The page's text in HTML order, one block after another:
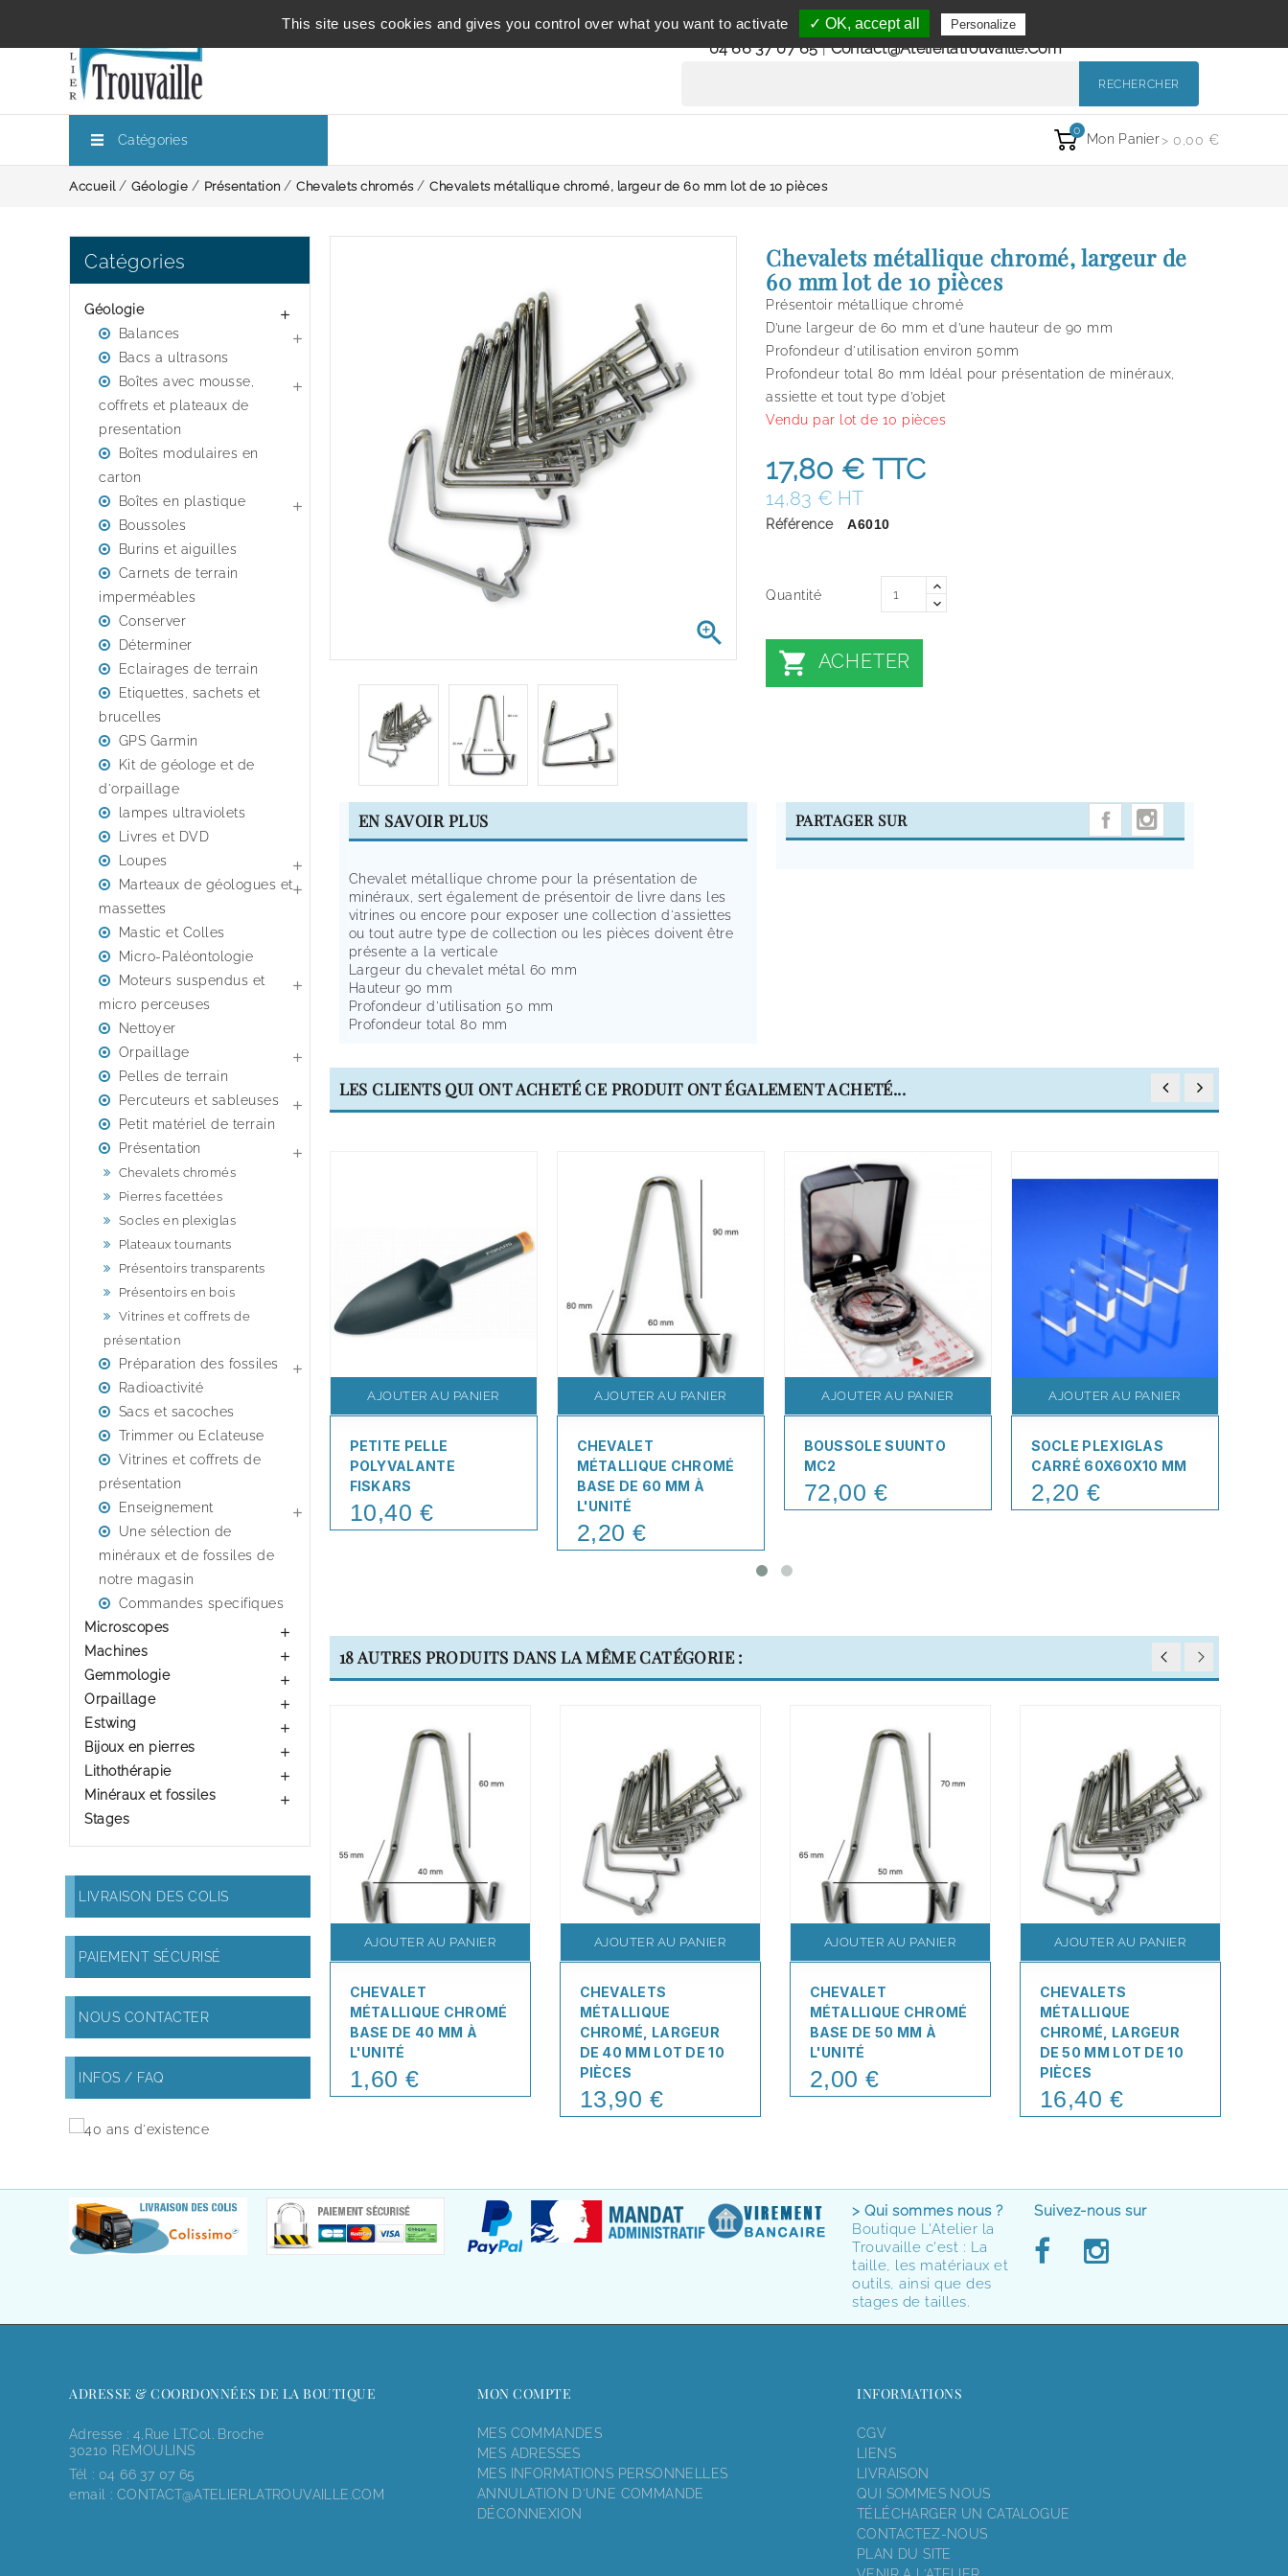
Service clientèle
du lundi au vendredi de 9h à 12h et de 14h à 18h
04 66 37 07 65|Contact@atelierlatrouvaille.com
RECHERCHER
Catégories
0
Mon Panier> 0,00 €
Accueil Géologie Présentation Chevalets chromés Chevalets métallique chromé, largeur de 60 mm lot de 10 pièces
Catégories
Géologie 
Balances 
Bacs a ultrasons
Boîtes avec mousse,
coffrets et plateaux de
presentation

Boîtes modulaires en
carton
Boîtes en plastique

Boussoles
Burins et aiguilles
Carnets de terrain
imperméables
Conserver
Déterminer
Eclairages de terrain
Etiquettes, sachets et
brucelles
GPS Garmin
Kit de géologe et de
d'orpaillage
lampes ultraviolets
Livres et DVD
Loupes

Marteaux de géologues et
massettes

Mastic et Colles
Micro-Paléontologie
Moteurs suspendus et
micro perceuses

Nettoyer
Orpaillage

Pelles de terrain
Percuteurs et sableuses

Petit matériel de terrain
Présentation

Chevalets chromés
Pierres facettées
Socles en plexiglas
Plateaux tournants
Présentoirs transparents
Présentoirs en bois
Vitrines et coffrets de
présentation
Préparation des fossiles 
Radioactivité
Sacs et sacoches
Trimmer ou Eclateuse
Vitrines et coffrets de
présentation
Enseignement

Une sélection de
minéraux et de fossiles de
notre magasin
Commandes specifiques
Microscopes

Machines 
Gemmologie 
Orpaillage 
Estwing 
Bijoux en pierres 
Lithothérapie 
Minéraux et fossiles 
Stages
LIVRAISON DES COLIS
PAIEMENT SÉCURISÉ
NOUS CONTACTER
INFOS / FAQ

Chevalets métallique chromé, largeur de
60 mm lot de 10 pièces
Présentoir métallique chromé
D’une largeur de 60 mm et d’une hauteur de 90 mm
Profondeur d'utilisation environ 50mm
Profondeur total 80 mm Idéal pour présentation de minéraux,
assiette et tout type d’objet
Vendu par lot de 10 pièces
17,80 € TTC
14,83 € HT
Référence A6010
Quantité
 ACHETER
EN SAVOIR PLUS
Chevalet métallique chrome pour la présentation de
minéraux, sert également de présentoir de livre dans les
vitrines ou encore pour exposer une collection d'assiettes
ou tout autre type de collection ou les pièces doivent être
présente a la verticale
Largeur du chevalet métal 60 mm
Hauteur 90 mm
Profondeur d'utilisation 50 mm
Profondeur total 80 mm
PARTAGER SUR
LES CLIENTS QUI ONT ACHETÉ CE PRODUIT ONT ÉGALEMENT ACHETÉ...
AJOUTER AU PANIER
PETITE PELLE
POLYVALANTE
FISKARS
Price
10,40 €
AJOUTER AU PANIER
CHEVALET
MÉTALLIQUE CHROMÉ
BASE DE 60 MM À
L'UNITÉ
Price
2,20 €
AJOUTER AU PANIER
BOUSSOLE SUUNTO
MC2
Price
72,00 €
AJOUTER AU PANIER
SOCLE PLEXIGLAS
CARRÉ 60X60X10 MM
Price
2,20 €
18 AUTRES PRODUITS DANS LA MÊME CATÉGORIE :
AJOUTER AU PANIER
CHEVALET
MÉTALLIQUE CHROMÉ
BASE DE 40 MM À
L'UNITÉ
Price
1,60 €
AJOUTER AU PANIER
CHEVALETS
MÉTALLIQUE
CHROMÉ, LARGEUR
DE 40 MM LOT DE 10
PIÈCES
Price
13,90 €
AJOUTER AU PANIER
CHEVALET
MÉTALLIQUE CHROMÉ
BASE DE 50 MM À
L'UNITÉ
Price
2,00 €
AJOUTER AU PANIER
CHEVALETS
MÉTALLIQUE
CHROMÉ, LARGEUR
DE 50 MM LOT DE 10
PIÈCES
Price
16,40 €
> Qui sommes nous ?
Boutique L'Atelier la
Trouvaille c'est : La
taille, les matériaux et
outils, ainsi que des
stages de tailles.
Suivez-nous sur
ADRESSE & COORDONNÉES DE LA BOUTIQUE
Adresse : 4,rue LT.Col. Broche
30210 REMOULINS
Tél : 04 66 37 07 65
email : CONTACT@ATELIERLATROUVAILLE.COM
MON COMPTE
MES COMMANDES
MES ADRESSES
MES INFORMATIONS PERSONNELLES
ANNULATION D'UNE COMMANDE
DÉCONNEXION
INFORMATIONS
CGV
LIENS
LIVRAISON
QUI SOMMES NOUS
TÉLÉCHARGER UN CATALOGUE
CONTACTEZ-NOUS
PLAN DU SITE
This site uses cookies and gives you control over what you want to activate ✓ OK, accept all Personalize